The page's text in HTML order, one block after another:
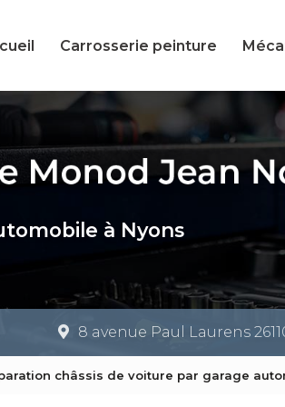
Carrosserie peinture
à Nyons
8 avenue Paul Laurens
châssis de voiture par garage